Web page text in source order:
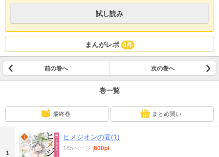
試し読み
まんがレポ 0件
前の巻へ 次の巻へ
巻一覧
最終巻 まとめ買い
1
ヒメジオンの宴(1)
165ページ 600pt